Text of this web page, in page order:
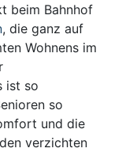
beim Bahnhof
, die ganz auf
Wohnens im
ist so
so
und die
verzichten